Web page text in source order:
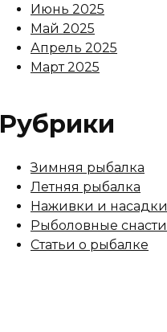
Июнь 2025
Май 2025
Апрель 2025
Март 2025
Рубрики
Зимняя рыбалка
Летняя рыбалка
Наживки и насадки
Рыболовные снасти
Статьи о рыбалке